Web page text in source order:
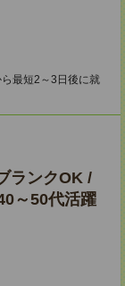
最短2～3日後に就
ランクOK /
～50代活躍